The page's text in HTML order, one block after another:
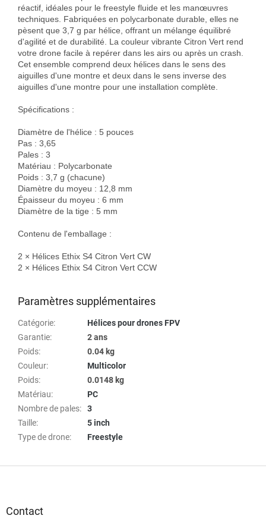
réactif, idéales pour le freestyle fluide et les manœuvres
techniques. Fabriquées en polycarbonate durable, elles ne
pèsent que 3,7 g par hélice, offrant un mélange équilibré
d'agilité et de durabilité. La couleur vibrante Citron Vert rend
votre drone facile à repérer dans les airs ou après un crash.
Cet ensemble comprend deux hélices dans le sens des
aiguilles d'une montre et deux dans le sens inverse des
aiguilles d'une montre pour une installation complète.
Spécifications :
Diamètre de l'hélice : 5 pouces
Pas : 3,65
Pales : 3
Matériau : Polycarbonate
Poids : 3,7 g (chacune)
Diamètre du moyeu : 12,8 mm
Épaisseur du moyeu : 6 mm
Diamètre de la tige : 5 mm
Contenu de l'emballage :
2 × Hélices Ethix S4 Citron Vert CW
2 × Hélices Ethix S4 Citron Vert CCW
Paramètres supplémentaires
Catégorie:
Hélices pour drones FPV
Garantie:
2 ans
Poids:
0.04 kg
Couleur:
Multicolor
Poids:
0.0148 kg
Matériau:
PC
Nombre de pales:
3
Taille:
5 inch
Type de drone: Freestyle
Contact